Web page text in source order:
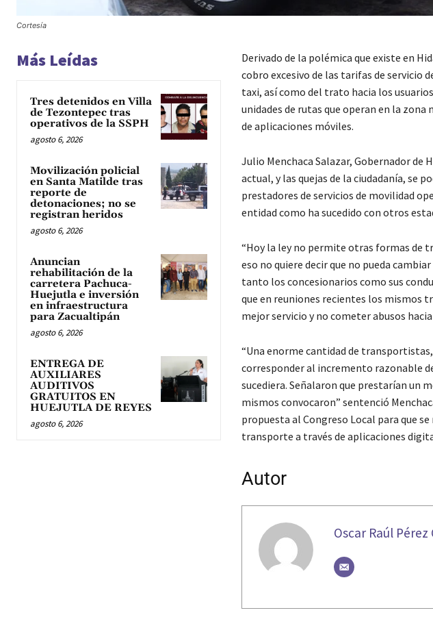
Cortesía
Más Leídas
Tres detenidos en Villa
de Tezontepec tras
operativos de la SSPH
agosto 6, 2026
Movilización policial
en Santa Matilde tras
reporte de
detonaciones; no se
registran heridos
agosto 6, 2026
Anuncian
rehabilitación de la
carretera Pachuca-
Huejutla e inversión
en infraestructura
para Zacualtipán
agosto 6, 2026
ENTREGA DE
AUXILIARES
AUDITIVOS
GRATUITOS EN
HUEJUTLA DE REYES
agosto 6, 2026
Derivado de la polémica que existe en
cobro excesivo de las tarifas de
taxi, así como del trato hacia los
unidades de rutas que operan en la
de aplicaciones móviles.
Julio Menchaca Salazar, Gobernador de
actual, y las quejas de la ciudadanía, se
prestadores de servicios de movilidad
entidad como ha sucedido con otros
“Hoy la ley no permite otras formas de
eso no quiere decir que no pueda
tanto los concesionarios como sus
que en reuniones recientes los mismos
mejor servicio y no cometer abusos
“Una enorme cantidad de
corresponder al incremento razonable
sucediera. Señalaron que prestarían un
mismos convocaron” sentenció
propuesta al Congreso Local para que
transporte a través de aplicaciones
Autor
Oscar Raúl Pérez